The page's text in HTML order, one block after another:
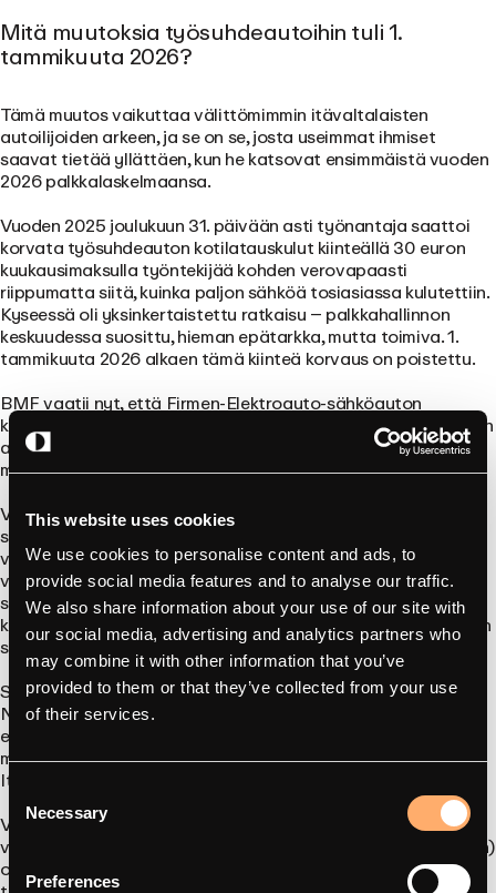
This website uses cookies
We use cookies to personalise content and ads, to
provide social media features and to analyse our traffic.
We also share information about your use of our site with
our social media, advertising and analytics partners who
may combine it with other information that you’ve
provided to them or that they’ve collected from your use
of their services.
Consent
Selection
Necessary
Preferences
Mitä muutoksia työsuhdeautoihin tuli 1.
tammikuuta 2026?
Tämä muutos vaikuttaa välittömimmin itävaltalaisten
autoilijoiden arkeen, ja se on se, josta useimmat ihmiset
saavat tietää yllättäen, kun he katsovat ensimmäistä vuoden
2026 palkkalaskelmaansa.
Vuoden 2025 joulukuun 31. päivään asti työnantaja saattoi
korvata työsuhdeauton kotilatauskulut kiinteällä 30 euron
kuukausimaksulla työntekijää kohden verovapaasti
riippumatta siitä, kuinka paljon sähköä tosiasiassa kulutettiin.
Kyseessä oli yksinkertaistettu ratkaisu – palkkahallinnon
keskuudessa suosittu, hieman epätarkka, mutta toimiva. 1.
tammikuuta 2026 alkaen tämä kiinteä korvaus on poistettu.
BMF vaatii nyt, että Firmen-Elektroauto-sähköauton
kotilataus mitataan kilowattitunteina, kohdistetaan kyseiseen
ajoneuvoon ja korvataan enintään virallisen sähkön hinnan
mukaisesti.
Vuodelle 2026 virallinen sähkön hinta on vahvistettu
senttiin kilowattitunnilta
vuoden 2025 hinta, ja valtiovarainministeriö vahvistaa sen
vuosittain. Työnantaja voi korvata tämän hinnan alittavan
summan, mutta ei sitä ylittävää osaa; ylimääräinen osa
katsotaan tavalliseksi, verotettavaksi palkaksi, josta peritään
sosiaaliturvamaksut ja palkkavero.
Sähköisten yritysautojen0 %:n luontoisetusäilyy.
Nollagramman CO₂-päästöt kilometriä kohden tarkoittavat
edelleen, ettei ajoneuvosta itsestään aiheudu luontoisetuja,
mikä on sähköisen yritysauton suurin yksittäinen veroetu
Itävallassa. Uudistus koskee sähkön korvausta, ei itse autoa.
Verovapauden saamiseksi korvaukselle asetetut tekniset
vaatimukset ovat tarkat. Yritysautoon toimitettu sähkö (kWh)
on mitattava erikseen ja sen on oltava tunnistettavissa –